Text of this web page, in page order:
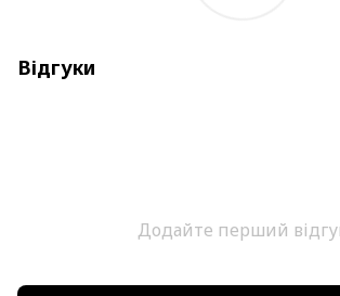
Відгуки
Додайте перший